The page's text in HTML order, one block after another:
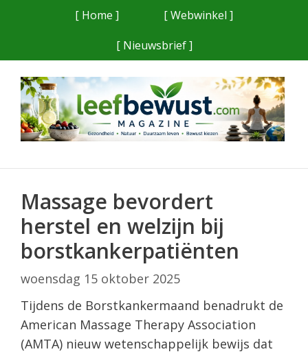
[ Home ]
[ Webwinkel ]
[ Nieuwsbrief ]
Massage bevordert
herstel en welzijn bij
borstkankerpatiënten
woensdag 15 oktober 2025
Tijdens de Borstkankermaand benadrukt de
American Massage Therapy Association
(AMTA) nieuw wetenschappelijk bewijs dat